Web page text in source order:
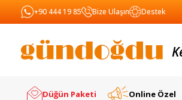
+90 444 19 85 Bize Ulaşın Destek
Düğün Paketi Online Özel